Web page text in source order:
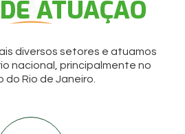
ATUAÇÃO
diversos setores e atuamos
nacional, principalmente no
do Rio de Janeiro.